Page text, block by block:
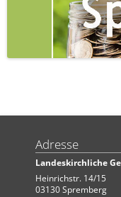
Adresse
Landeskirchliche
Heinrichstr. 14/15
03130 Spremberg